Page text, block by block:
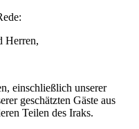
Herren,
einschließlich unserer
geschätzten Gäste aus
Teilen des Iraks.